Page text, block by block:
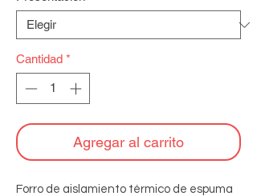
Cantidad *
Agregar al carrito
Forro de aislamiento térmico de espuma